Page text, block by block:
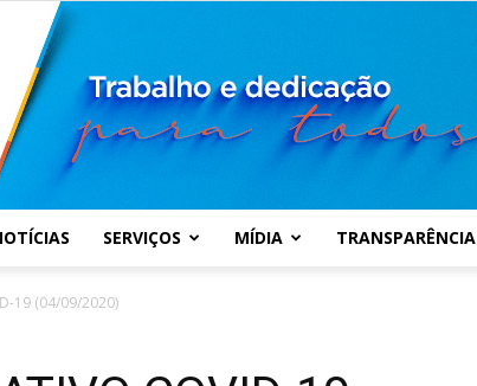
SERVIÇOS MÍDIA TRANSPARÊNCIA
19 (04/09/2020)